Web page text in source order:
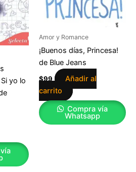
yo lo
Amor y Romance
¡Buenos días, Princesa!
de Blue Jeans
$99
Añadir al
carrito
Compra vía
Whatsapp